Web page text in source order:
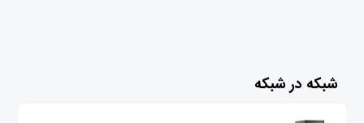
شبکه در شبکه